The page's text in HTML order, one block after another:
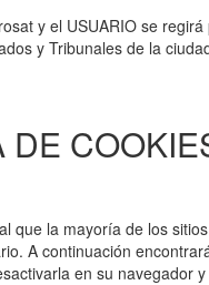
y el USUARIO se
y Tribunales de la
DE
que la mayoría de los
A continuación
en su navegador